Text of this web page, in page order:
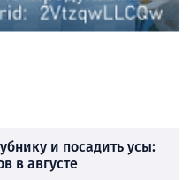
и посадить усы:
в августе